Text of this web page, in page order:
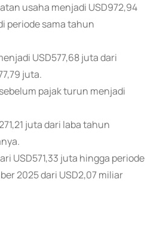
usaha menjadi USD972,94
periode sama tahun
USD577,68 juta dari
juta.
pajak turun menjadi
juta dari laba tahun
USD571,33 juta hingga periode
2025 dari USD2,07 miliar